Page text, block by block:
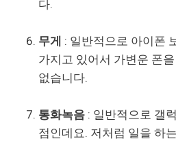
다.
무게 : 일반적으로 아이폰
가지고 있어서 가변운 폰
없습니다.
통화녹음 : 일반적으로 갤
점인데요. 저처럼 일을 하